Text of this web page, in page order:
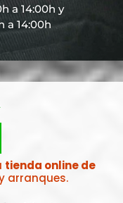
a 14:00h y
a 14:00h
tienda online de
arranques.